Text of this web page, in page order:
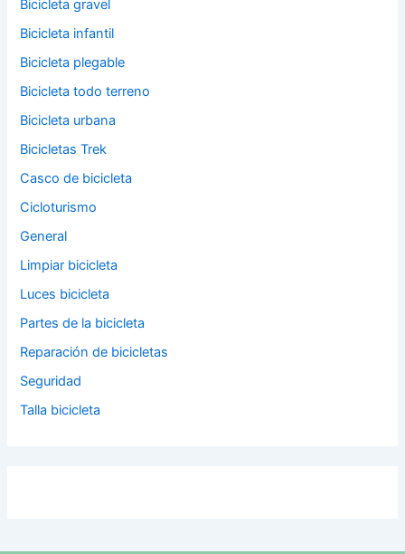
Bicicleta gravel
Bicicleta infantil
Bicicleta plegable
Bicicleta todo terreno
Bicicleta urbana
Bicicletas Trek
Casco de bicicleta
Cicloturismo
General
Limpiar bicicleta
Luces bicicleta
Partes de la bicicleta
Reparación de bicicletas
Seguridad
Talla bicicleta